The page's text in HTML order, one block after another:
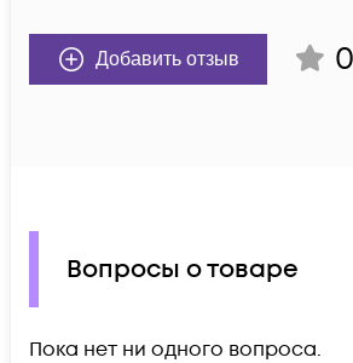
Добавить отзыв 0
Вопросы о товаре
Пока нет ни одного вопроса.